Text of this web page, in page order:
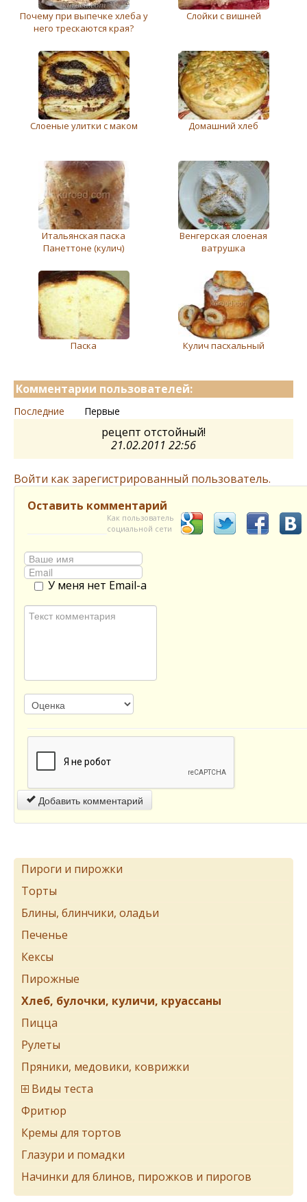
Почему при выпечке хлеба у
него трескаются края?
Слойки с вишней
Слоеные улитки с маком Домашний хлеб
Итальянская паска
Панеттоне (кулич)
Венгерская слоеная
ватрушка
Паска Кулич пасхальный
Комментарии пользователей:
Последние Первые
рецепт отстойный!
21.02.2011 22:56
Войти как зарегистрированный пользователь.
Оставить комментарий
Как пользователь
социальной сети
У меня нет Email-а
Добавить комментарий
Пироги и пирожки
Торты
Блины, блинчики, оладьи
Печенье
Кексы
Пирожные
Хлеб, булочки, куличи, круассаны
Пицца
Рулеты
Пряники, медовики, коврижки
Виды теста
Фритюр
Кремы для тортов
Глазури и помадки
Начинки для блинов, пирожков и пирогов